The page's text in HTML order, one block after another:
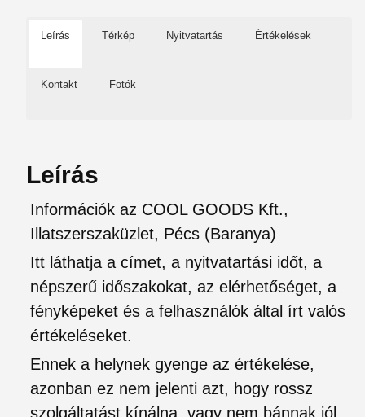
Leírás Térkép Nyitvatartás Értékelések
Kontakt Fotók
Leírás
Információk az COOL GOODS Kft.,
Illatszerszaküzlet, Pécs (Baranya)
Itt láthatja a címet, a nyitvatartási időt, a
népszerű időszakokat, az elérhetőséget, a
fényképeket és a felhasználók által írt valós
értékeléseket.
Ennek a helynek gyenge az értékelése,
azonban ez nem jelenti azt, hogy rossz
szolgáltatást kínálna, vagy nem bánnak jól